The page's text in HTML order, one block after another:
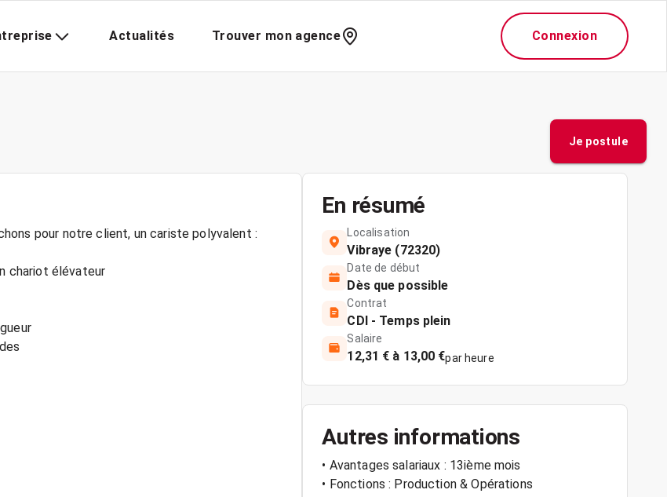
Actualités Trouver mon agence Connexion
Je postule
pour notre client, un cariste polyvalent :
chariot élévateur
En résumé
Localisation
Vibraye (72320)
Date de début
Dès que possible
Contrat
CDI - Temps plein
Salaire
12,31 € à 13,00 €par heure
Autres informations
• Avantages salariaux : 13ième mois
• Fonctions : Production & Opérations